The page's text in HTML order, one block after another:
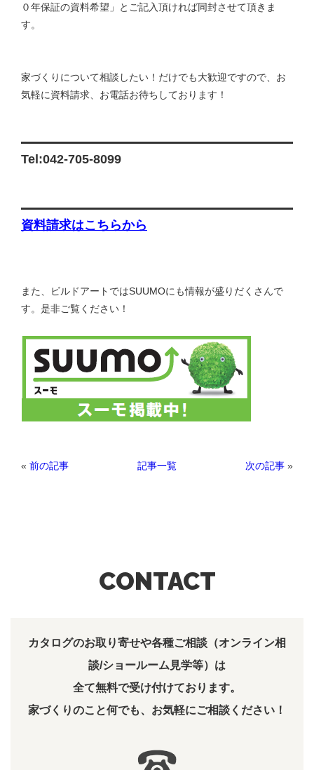
０年保証の資料希望」とご記入頂ければ同封させて頂きま
す。
家づくりについて相談したい！だけでも大歓迎ですので、お
気軽に資料請求、お電話お待ちしております！
Tel:042-705-8099
資料請求はこちらから
また、ビルドアートではSUUMOにも情報が盛りだくさんで
す。是非ご覧ください！
記事一覧
« 前の記事 次の記事 »
CONTACT
カタログのお取り寄せや各種ご相談（オンライン相
談/ショールーム見学等）は
全て無料で受け付けております。
家づくりのこと何でも、お気軽にご相談ください！